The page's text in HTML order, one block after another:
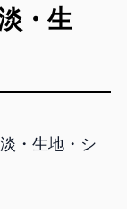
・生
・生地・シ